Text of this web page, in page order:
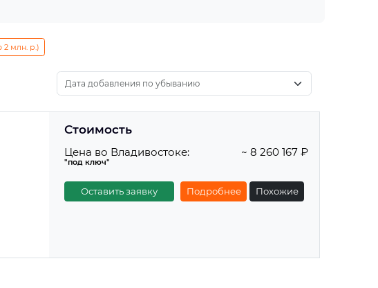
2 млн. р.)
Стоимость
Цена во Владивостоке:
"под ключ"
~ 8 260 167 ₽
Оставить заявку Подробнее Похожие